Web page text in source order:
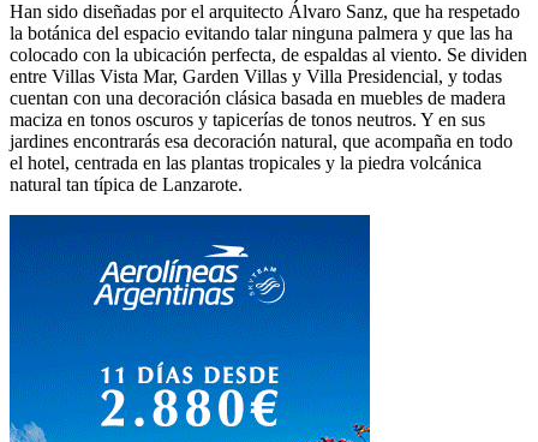
Han sido diseñadas por el arquitecto Álvaro Sanz, que ha respetado
la botánica del espacio evitando talar ninguna palmera y que las ha
colocado con la ubicación perfecta, de espaldas al viento. Se dividen
entre Villas Vista Mar, Garden Villas y Villa Presidencial, y todas
cuentan con una decoración clásica basada en muebles de madera
maciza en tonos oscuros y tapicerías de tonos neutros. Y en sus
jardines encontrarás esa decoración natural, que acompaña en todo
el hotel, centrada en las plantas tropicales y la piedra volcánica
natural tan típica de Lanzarote.